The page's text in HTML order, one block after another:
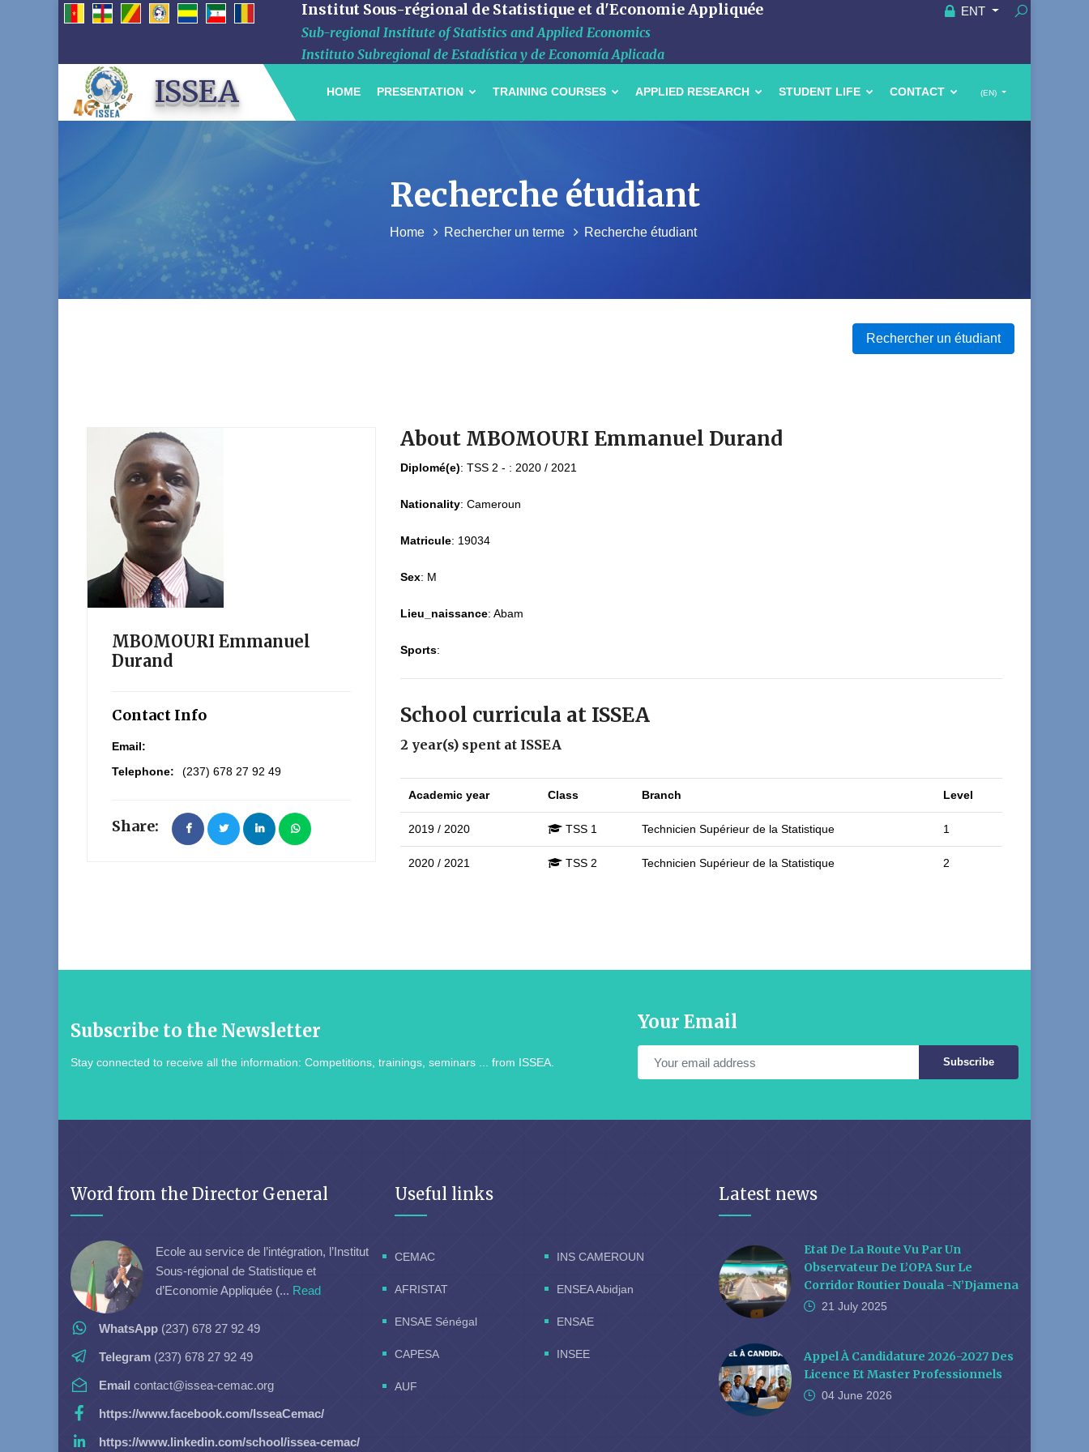
Institut Sous-régional de Statistique et d'Economie Appliquée
Sub-regional Institute of Statistics and Applied Economics
Instituto Subregional de Estadística y de Economía Aplicada
ENT
ISSEA (EN)
HOME PRESENTATION TRAINING COURSES APPLIED RESEARCH STUDENT LIFE CONTACT
Recherche étudiant
Home Rechercher un terme Recherche étudiant
Rechercher un étudiant
MBOMOURI Emmanuel
Durand
Contact Info
Email:
Telephone:
(237) 678 27 92 49
Share:
About MBOMOURI Emmanuel Durand
Diplomé(e): TSS 2 - : 2020 / 2021
Nationality: Cameroun
Matricule: 19034
Sex: M
Lieu_naissance: Abam
Sports:
School curricula at ISSEA
2 year(s) spent at ISSEA
Academic year Class Branch Level
2019 / 2020 TSS 1 Technicien Supérieur de la Statistique 1
2020 / 2021 TSS 2 Technicien Supérieur de la Statistique 2
Subscribe to the Newsletter
Stay connected to receive all the information: Competitions, trainings, seminars ... from ISSEA.
Your Email
Subscribe
Word from the Director General
Ecole au service de l’intégration, l’Institut
Sous-régional de Statistique et
d’Economie Appliquée (... Read
WhatsApp (237) 678 27 92 49
Telegram (237) 678 27 92 49
Email contact@issea-cemac.org
https://www.facebook.com/IsseaCemac/
https://www.linkedin.com/school/issea-cemac/
Useful links
CEMAC INS CAMEROUN
AFRISTAT ENSEA Abidjan
ENSAE Sénégal ENSAE
CAPESA INSEE
AUF
Latest news
Etat De La Route Vu Par Un
Observateur De L’OPA Sur Le
Corridor Routier Douala -N’Djamena
21 July 2025
Appel À Candidature 2026-2027 Des
Licence Et Master Professionnels
04 June 2026